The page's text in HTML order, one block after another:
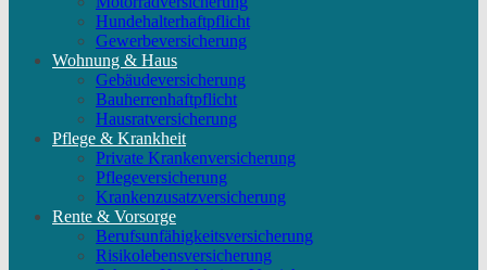
Hundehalterhaftpflicht
Gewerbeversicherung
Wohnung & Haus
Gebäudeversicherung
Bauherrenhaftpflicht
Hausratversicherung
Pflege & Krankheit
Private Krankenversicherung
Pflegeversicherung
Krankenzusatzversicherung
Rente & Vorsorge
Berufs­unfähigkeitsversicherung
Risikolebensversicherung